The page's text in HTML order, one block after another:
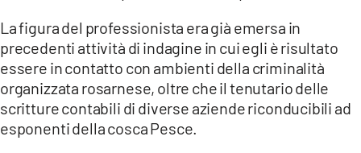
La figura del professionista era già emersa in
precedenti attività di indagine in cui egli è risultato
essere in contatto con ambienti della criminalità
organizzata rosarnese, oltre che il tenutario delle
scritture contabili di diverse aziende riconducibili ad
esponenti della cosca Pesce.